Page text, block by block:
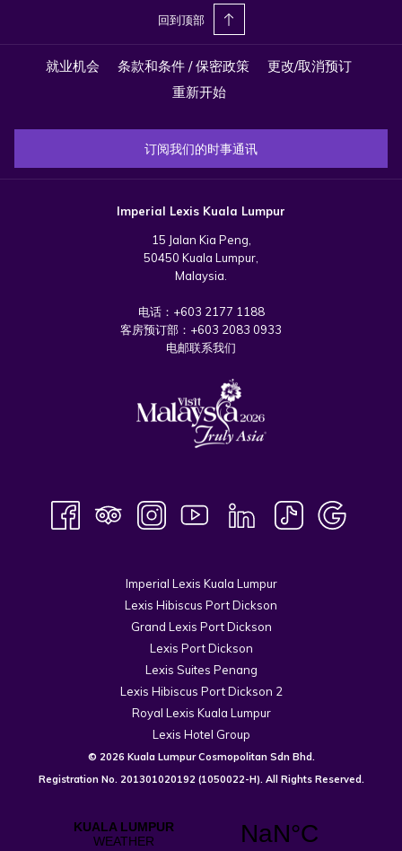
回到顶部
就业机会 条款和条件 / 保密政策
更改/取消预订
重新开始
订阅我们的时事通讯
Imperial Lexis Kuala Lumpur
15 Jalan Kia Peng,
50450 Kuala Lumpur,
Malaysia.
电话： +603 2177 1188
客房预订部： +603 2083 0933
电邮联系我们
Imperial Lexis Kuala Lumpur
Lexis Hibiscus Port Dickson
Grand Lexis Port Dickson
Lexis Port Dickson
Lexis Suites Penang
Lexis Hibiscus Port Dickson 2
Royal Lexis Kuala Lumpur
Lexis Hotel Group
© 2026 Kuala Lumpur Cosmopolitan Sdn Bhd.
Registration No. 201301020192 (1050022-H). All Rights Reserved.